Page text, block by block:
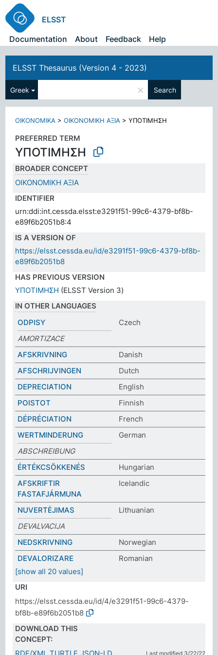
ELSST
Documentation
About Feedback Help
ELSST Thesaurus (Version 4 - 2023)
Greek × Search
ΟΙΚΟΝΟΜΙΚΑ >ΟΙΚΟΝΟΜΙΚΗ ΑΞΙΑ >ΥΠΟΤΙΜΗΣΗ
PREFERRED TERM
ΥΠΟΤΙΜΗΣΗ
BROADER CONCEPT
ΟΙΚΟΝΟΜΙΚΗ ΑΞΙΑ
IDENTIFIER
urn:ddi:int.cessda.elsst:e3291f51-99c6-4379-bf8b-
e89f6b2051b8:4
IS A VERSION OF
https://elsst.cessda.eu/id/e3291f51-99c6-4379-bf8b-
e89f6b2051b8
HAS PREVIOUS VERSION
ΥΠΟΤΙΜΗΣΗ (ELSST Version 3)
IN OTHER LANGUAGES
ODPISY
Czech
AMORTIZACE
AFSKRIVNING
Danish
AFSCHRIJVINGEN
Dutch
DEPRECIATION
English
POISTOT
Finnish
DÉPRÉCIATION
French
WERTMINDERUNG
German
ABSCHREIBUNG
ÉRTÉKCSÖKKENÉS
Hungarian
AFSKRIFTIR
FASTAFJÁRMUNA
Icelandic
NUVERTĖJIMAS
Lithuanian
DEVALVACIJA
NEDSKRIVNING
Norwegian
DEVALORIZARE
Romanian
[show all 20 values]
URI
https://elsst.cessda.eu/id/4/e3291f51-99c6-4379-
bf8b-e89f6b2051b8
DOWNLOAD THIS
CONCEPT:
RDF/XML TURTLE JSON-LD Last modified 3/22/22